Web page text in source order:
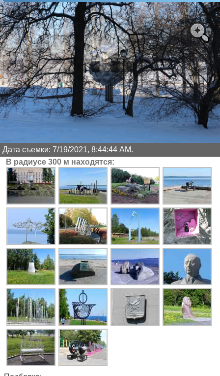
Дата съемки: 7/19/2021, 8:44:44 AM.
В радиусе 300 м находятся: